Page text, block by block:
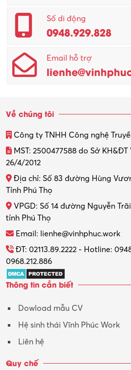
Số di động
0948.929.828
Email hỗ trợ
Về chúng tôi
Công ty TNHH Công nghệ
MST: 2500477588 do Sở
26/4/2012
Địa chỉ: Số 83 đường Hùng
Tỉnh Phú Thọ
VPGD: Số 14 đường Nguyễn
tỉnh Phú Thọ
Email: lienhe@vinhphuc.work
ĐT: 02113.89.2222 - Hotline:
0968.212.886
Thông tin cần biết
Dowload mẫu CV
Hệ sinh thái Vĩnh Phúc Work
Liên hệ
Quy chế